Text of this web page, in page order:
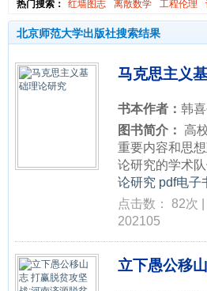
热门搜索： 红墙图志 离散数学 工程伦理
线性代数
北京师范大学出版社搜索结果
马克思主义
书本作者： 韩
图书简介： 高
重要内容和思
论研究的学术
论研究 pdf电子
点击数： 82次
202105
立下愚公移